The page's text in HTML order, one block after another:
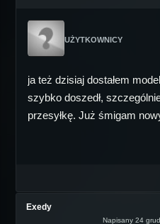
UŻYTKOWNICY
ja też dzisiaj dostałem
szybko doszedł,
przesyłkę. Już śmigam
Exedy
Napisany 24